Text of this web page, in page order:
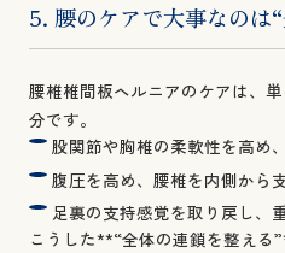
5. 腰のケアで大事なのは
腰椎椎間板ヘルニアのケアは、
分です。
股関節や胸椎の柔軟性を高め
腹圧を高め、腰椎を内側から
足裏の支持感覚を取り戻し、
こうした**“全体の連鎖を整える